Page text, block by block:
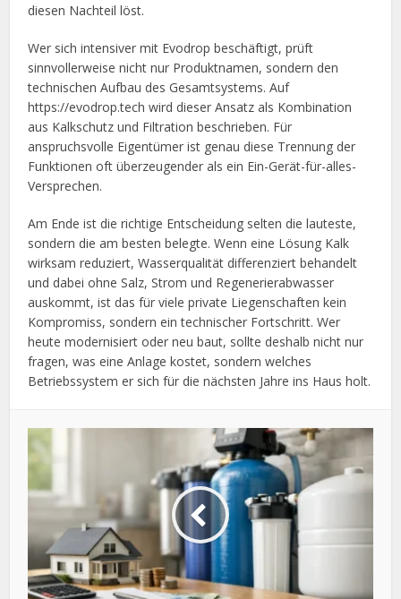
diesen Nachteil löst.
Wer sich intensiver mit Evodrop beschäftigt, prüft
sinnvollerweise nicht nur Produktnamen, sondern den
technischen Aufbau des Gesamtsystems. Auf
https://evodrop.tech wird dieser Ansatz als Kombination
aus Kalkschutz und Filtration beschrieben. Für
anspruchsvolle Eigentümer ist genau diese Trennung der
Funktionen oft überzeugender als ein Ein-Gerät-für-alles-
Versprechen.
Am Ende ist die richtige Entscheidung selten die lauteste,
sondern die am besten belegte. Wenn eine Lösung Kalk
wirksam reduziert, Wasserqualität differenziert behandelt
und dabei ohne Salz, Strom und Regenerierabwasser
auskommt, ist das für viele private Liegenschaften kein
Kompromiss, sondern ein technischer Fortschritt. Wer
heute modernisiert oder neu baut, sollte deshalb nicht nur
fragen, was eine Anlage kostet, sondern welches
Betriebssystem er sich für die nächsten Jahre ins Haus holt.